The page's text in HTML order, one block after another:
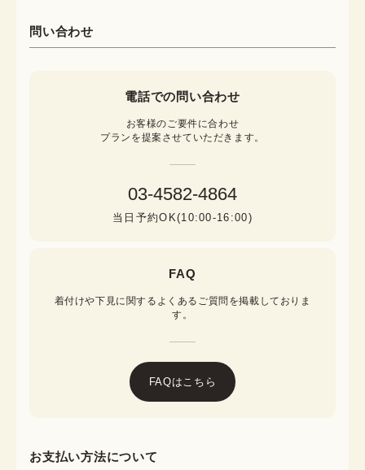
問い合わせ
電話での問い合わせ
お客様のご要件に合わせ
プランを提案させていただきます。
03-4582-4864
当日予約OK(10:00-16:00)
FAQ
着付けや下見に関するよくあるご質問を掲載しておりま
す。
FAQはこちら
お支払い方法について